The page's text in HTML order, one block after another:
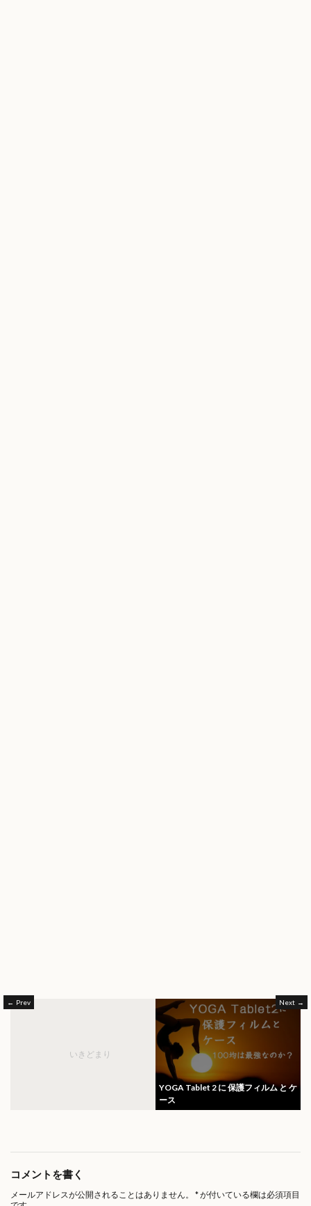
Prev
いきどまり
Next
YOGA Tablet 2 に 保護フィルム と ケ
ース
コメントを書く
メールアドレスが公開されることはありません。 *が付いている欄は必須項目